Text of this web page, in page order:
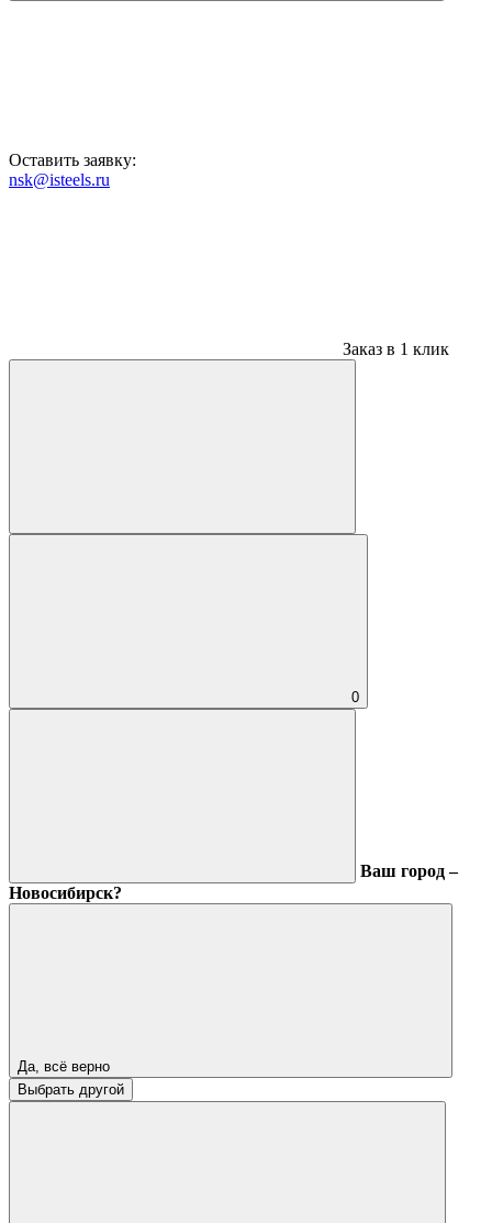
Оставить заявку:
nsk@isteels.ru
Заказ в 1 клик
0
Ваш город –
Новосибирск?
Да, всё верно
Выбрать другой